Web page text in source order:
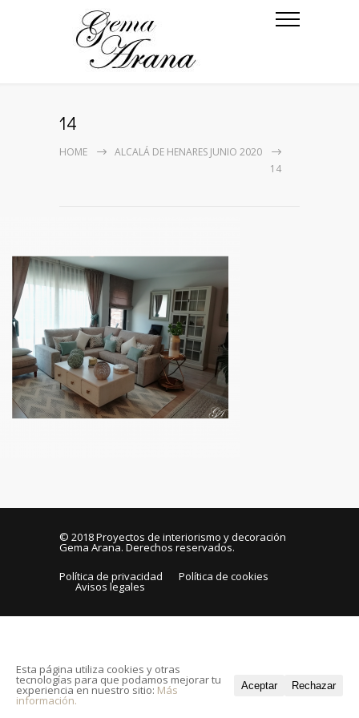
14
HOME
ALCALÁ DE HENARES JUNIO 2020
14
© 2018Proyectos de interiorismo y decoración
Gema Arana. Derechos reservados.
Política de privacidad
Política de cookies
Avisos legales
Esta página utiliza cookies y otras
tecnologías para que podamos mejorar tu
experiencia en nuestro sitio: Más
información.
Aceptar Rechazar